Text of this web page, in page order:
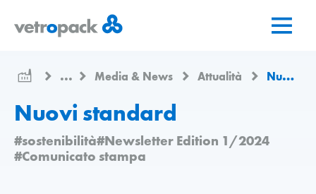
alla
iniziale
...
Media & News Attualità Nuovi standard
Nuovi standard
#sostenibilità#Newsletter Edition 1/2024
#Comunicato stampa